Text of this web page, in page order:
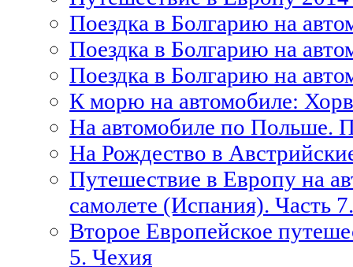
Поездка в Болгарию на
Поездка в Болгарию на
Поездка в Болгарию на
К морю на автомобиле:
На автомобиле по Польше.
На Рождество в
Путешествие в Европу на
самолете (Испания). Часть 7.
Второе Европейское
5. Чехия